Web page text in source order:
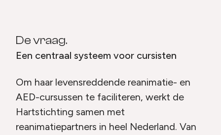
De vraag.
Een centraal systeem voor cursisten
Om haar levensreddende reanimatie- en
AED-cursussen te faciliteren, werkt de
Hartstichting samen met
reanimatiepartners in heel Nederland. Van